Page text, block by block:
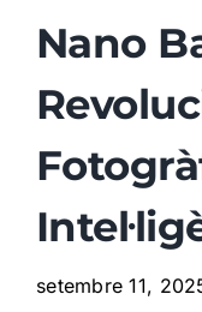
Àrees
Recursos
Contacte
Nano
setembre 11,